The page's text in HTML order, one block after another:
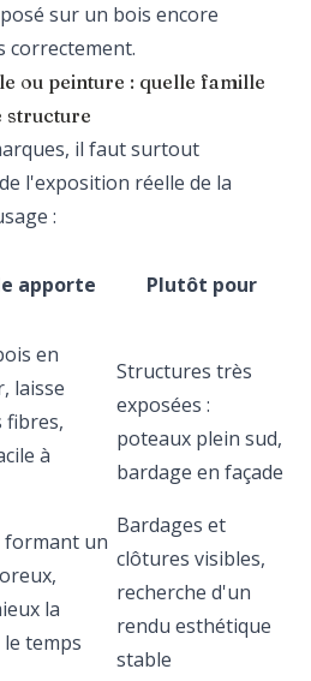
sur un bois encore
correctement.
ou peinture : quelle famille
structure
il faut surtout
l'exposition réelle de la
:
apporte Plutôt pour
en
laisse
fibres,
à
Structures très
exposées :
poteaux plein sud,
bardage en façade
formant un
la
temps
Bardages et
clôtures visibles,
recherche d'un
rendu esthétique
stable